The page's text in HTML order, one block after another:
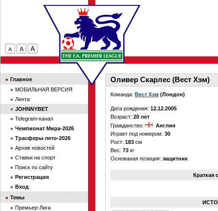
Оливер Скарлес (Вест Хэм)
Команда: Вест Хэм (Лондон)
Дата рождения: 12.12.2005
Возраст: 20 лет
Гражданство:
Англия
Играет под номером: 30
Рост: 183 см
Вес: 73 кг
Основаная позиция: защитник
Краткая
Главное
МОБИЛЬНАЯ ВЕРСИЯ
Лента
JOHNNYBET
Telegram-канал
Чемпионат Мира-2026
Трасферы лето-2026
Архив новостей
Ставки на спорт
Поиск по сайту
Регистрация
Вход
Темы
Премьер-Лига